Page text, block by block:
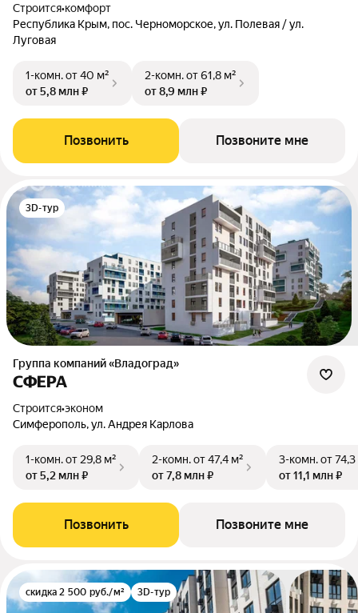
Строится•комфорт
Республика Крым, пос. Черноморское, ул. Полевая / ул.
Луговая
1-комн.от 40 м²
от 5,8 млн ₽
2-комн.от 61,8 м²
от 8,9 млн ₽
Позвонить Позвоните мне
3D-тур
Группа компаний «Владоград»
СФЕРА
Строится•эконом
Симферополь, ул. Андрея Карлова
1-комн.от 29,8 м²
от 5,2 млн ₽
2-комн.от 47,4 м²
от 7,8 млн ₽
3-комн.от
от 11,1 млн ₽
Позвонить Позвоните мне
скидка 2 500 руб./м² 3D-тур